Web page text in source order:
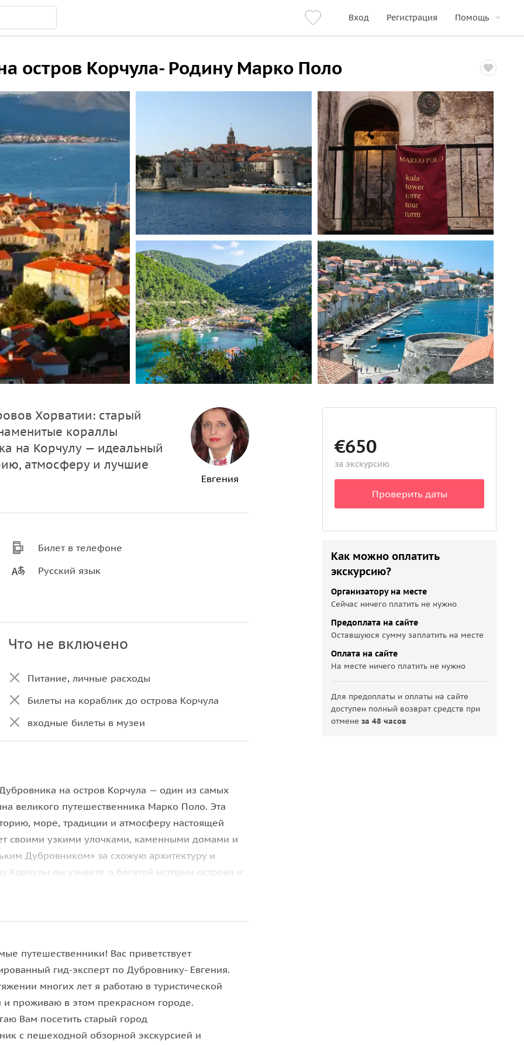
Вход Регистрация Помощь
остров Корчула- Родину Марко Поло
Хорватии: старый
кораллы
на Корчулу — идеальный
атмосферу и лучшие
Евгения
Билет в телефоне
Русский язык
Что не включено
Питание, личные расходы
Билеты на кораблик до острова Корчула
входные билеты в музеи
на остров Корчула — один из самых
великого путешественника Марко Поло. Эта
море, традиции и атмосферу настоящей
своими узкими улочками, каменными домами и
Дубровником» за схожую архитектуру и
Корчулы вы узнаете о богатой истории острова и
занимает история Марко Поло, имя
и открытиях. Корчула известна не только
Местные мастера вручную изготавливают
и сувениры, сохраняя традиции,
увидеть эти изделия в местных лавках и
ремесла. Во время поездки вас ждут живописные
и оливковые рощи. У вас будет свободное
морской атмосферой, попробовать блюда местной
путешественники! Вас приветствует
гид-эксперт по Дубровнику- Евгения.
многих лет я работаю в туристической
и проживаю в этом прекрасном городе.
Вам посетить старый город
с пешеходной обзорной экскурсией и
€650
за экскурсию
Проверить даты
Как можно оплатить
экскурсию?
Организатору на месте
Сейчас ничего платить не нужно
Предоплата на сайте
Оставшуюся сумму заплатить на месте
Оплата на сайте
На месте ничего платить не нужно
Для предоплаты и оплаты на сайте
доступен полный возврат средств при
отменеза 48 часов